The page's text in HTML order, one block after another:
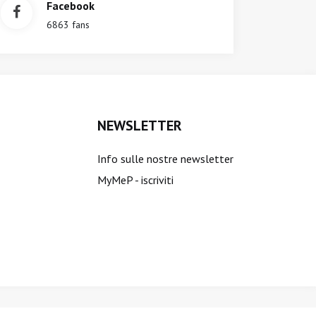
Facebook
6863 fans
NEWSLETTER
Info sulle nostre newsletter
MyMeP - iscriviti